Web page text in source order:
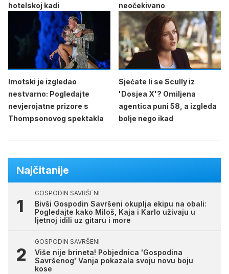
hotelskoj kadi
neočekivano
Imotski je izgledao
nestvarno: Pogledajte
nevjerojatne prizore s
Thompsonovog spektakla
Sjećate li se Scully iz
'Dosjea X'? Omiljena
agentica puni 58, a izgleda
bolje nego ikad
Najčitanije
GOSPODIN SAVRŠENI
Bivši Gospodin Savršeni okuplja ekipu na obali:
Pogledajte kako Miloš, Kaja i Karlo uživaju u
ljetnoj idili uz gitaru i more
GOSPODIN SAVRŠENI
Više nije brineta! Pobjednica 'Gospodina
Savršenog' Vanja pokazala svoju novu boju
kose